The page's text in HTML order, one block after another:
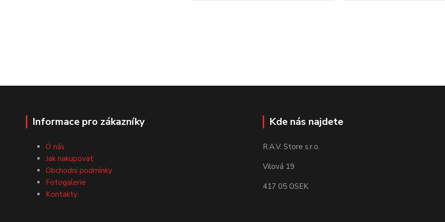
Informace pro zákazníky
O nás
Jak nakupovat
Obchodní podmínky
Fotogalerie
Kontakty
Kde nás najdete
R.A.V. Store s.r.o.
Vilová 19
417 05 OSEK